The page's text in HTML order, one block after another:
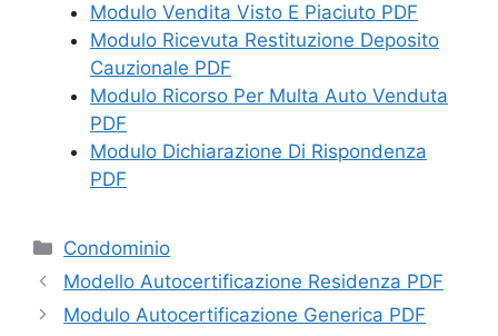
Modulo Vendita Visto E Piaciuto PDF
Modulo Ricevuta Restituzione Deposito
Cauzionale PDF
Modulo Ricorso Per Multa Auto Venduta
PDF
Modulo Dichiarazione Di Rispondenza
PDF
Categorie
Condominio
Modello Autocertificazione Residenza PDF
Modulo Autocertificazione Generica PDF